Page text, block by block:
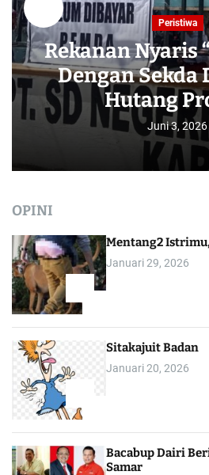
Peristiwa
Rekanan Nyaris
Dengan Sekda
Hutang
Juni 3, 2026
OPINI
Mentang2
Januari 29, 2026
Sitakajuit Badan
Januari 20, 2026
Bacabup Dairi
Samar